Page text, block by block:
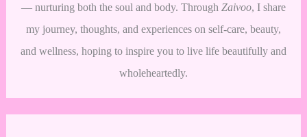
— nurturing both the soul and body. Through Zaivoo, I share
my journey, thoughts, and experiences on self-care, beauty,
and wellness, hoping to inspire you to live life beautifully and
wholeheartedly.